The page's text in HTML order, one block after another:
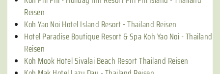
Reisen
Koh Yao Noi Hotel Island Resort - Thailand Reisen
Hotel Paradise Boutique Resort & Spa Koh Yao Noi - Thailand
Reisen
Koh Mook Hotel Sivalai Beach Resort Thailand Reisen